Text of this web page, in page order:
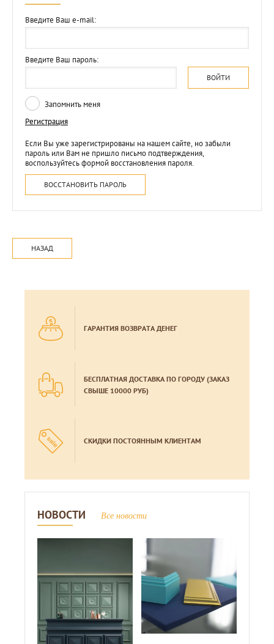
Введите Ваш e-mail:
Введите Ваш пароль:
ВОЙТИ
Запомнить меня
Регистрация
Если Вы уже зарегистрированы на нашем сайте, но забыли
пароль или Вам не пришло письмо подтверждения,
воспользуйтесь формой восстановления пароля.
ВОССТАНОВИТЬ ПАРОЛЬ
НАЗАД
ГАРАНТИЯ ВОЗВРАТА ДЕНЕГ
БЕСПЛАТНАЯ ДОСТАВКА ПО ГОРОДУ (ЗАКАЗ
СВЫШЕ 10000 РУБ)
СКИДКИ ПОСТОЯННЫМ КЛИЕНТАМ
НОВОСТИ Все новости